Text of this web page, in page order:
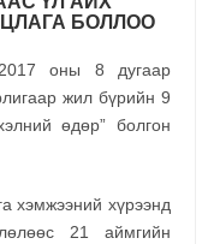
БОЛЛОО
оны 8 дугаар
жил бүрийн 9
өдөр” болгон
хэмжээний хүрээнд
21 аймгийн